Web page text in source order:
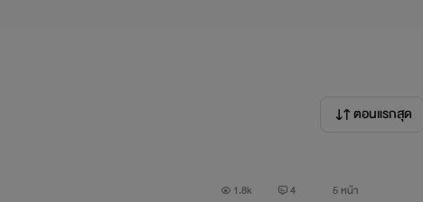
ลายๆคนที่ขอกันเข้ามา คนที่อ่านอีบุ๊คในเรื่อง 'ก็แค่เด็กที่ถูกเก็บมาเลี้
ตอนแรกสุด
1.8k 4 5 หน้า